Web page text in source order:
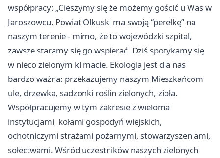
współpracy: „Cieszymy się że możemy gościć u Was w
Jaroszowcu. Powiat Olkuski ma swoją “perełkę” na
naszym terenie - mimo, że to wojewódzki szpital,
zawsze staramy się go wspierać. Dziś spotykamy się
w nieco zielonym klimacie. Ekologia jest dla nas
bardzo ważna: przekazujemy naszym Mieszkańcom
ule, drzewka, sadzonki roślin zielonych, zioła.
Współpracujemy w tym zakresie z wieloma
instytucjami, kołami gospodyń wiejskich,
ochotniczymi strażami pożarnymi, stowarzyszeniami,
sołectwami. Wśród uczestników naszych zielonych